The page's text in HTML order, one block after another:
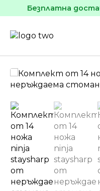
Безплатна